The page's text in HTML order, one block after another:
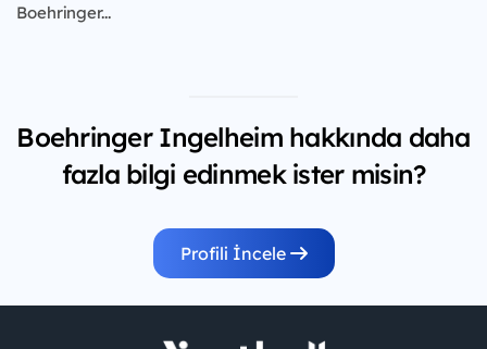
Boehringer...
Boehringer Ingelheim hakkında daha
fazla bilgi edinmek ister misin?
Profili İncele